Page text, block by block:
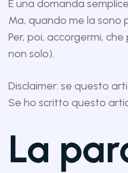
È una domanda
Ma, quando me la sono
Per, poi, accorgermi,
non solo).
Disclaimer: se questo
Se ho scritto questo
La